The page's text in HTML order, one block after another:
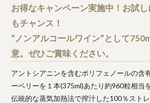
お得なキャンペーン実施中！お試
もチャンス！
“ノンアルコールワイン”として
意。ぜひご賞味ください。
アントシアニンを含むポリフェノールの含
ーベリーを１本(375ml)あたり約960粒相当
伝統的な蒸気加熱法で搾汁した100％ストレ